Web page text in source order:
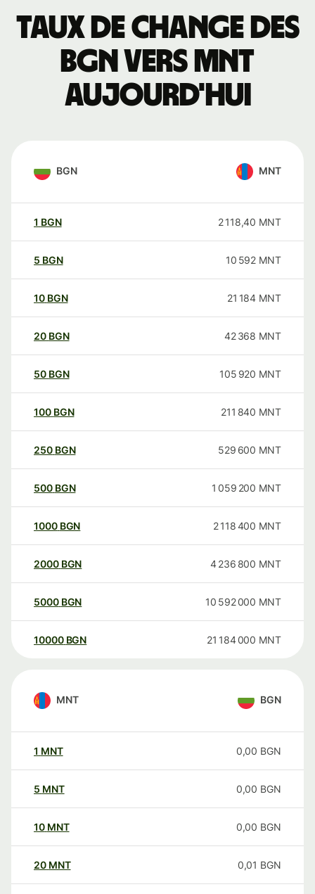
Taux de change des
BGN vers MNT
aujourd'hui
BGN MNT
1 BGN 2 118,40 MNT
5 BGN 10 592 MNT
10 BGN 21 184 MNT
20 BGN 42 368 MNT
50 BGN 105 920 MNT
100 BGN 211 840 MNT
250 BGN 529 600 MNT
500 BGN 1 059 200 MNT
1000 BGN 2 118 400 MNT
2000 BGN 4 236 800 MNT
5000 BGN 10 592 000 MNT
10000 BGN 21 184 000 MNT
MNT BGN
1 MNT 0,00 BGN
5 MNT 0,00 BGN
10 MNT 0,00 BGN
20 MNT 0,01 BGN